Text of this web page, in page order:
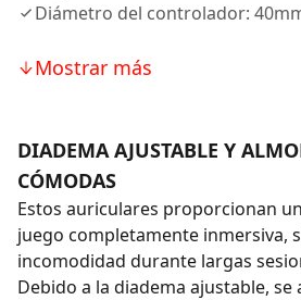
Diámetro del controlador:
Mostrar más
DIADEMA AJUSTABLE Y
CÓMODAS
Estos auriculares proporcionan
juego completamente inmersiva,
incomodidad durante largas
Debido a la diadema ajustable, se